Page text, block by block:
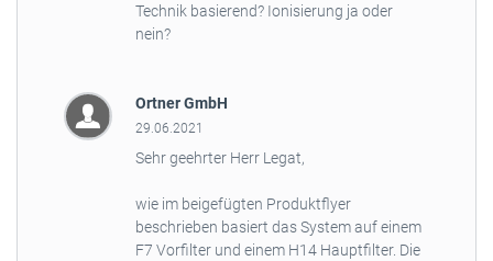
Technik basierend? Ionisierung ja oder
nein?
Ortner GmbH
29.06.2021
Sehr geehrter Herr Legat,
wie im beigefügten Produktflyer
beschrieben basiert das System auf einem
F7 Vorfilter und einem H14 Hauptfilter. Die